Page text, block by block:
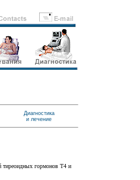
Диагностика
и лечение
тиреоидных гормонов Т4 и